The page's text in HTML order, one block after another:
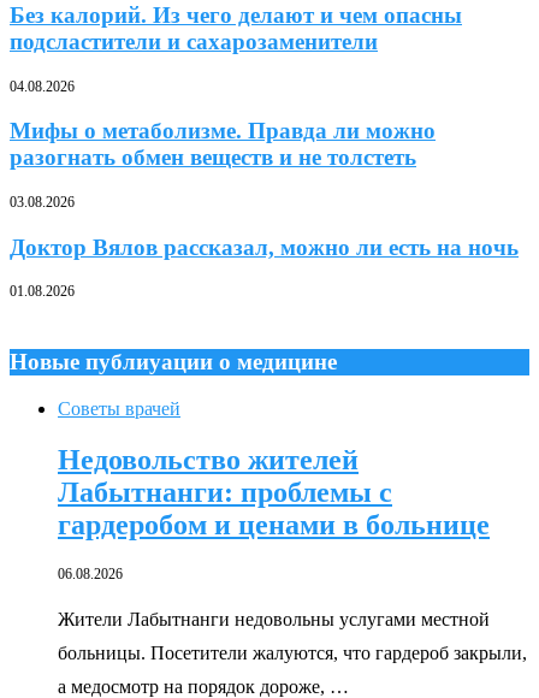
Без калорий. Из чего делают и чем опасны
подсластители и сахарозаменители
04.08.2026
Мифы о метаболизме. Правда ли можно
разогнать обмен веществ и не толстеть
03.08.2026
Доктор Вялов рассказал, можно ли есть на ночь
01.08.2026
Новые публиуации о медицине
Советы врачей
Недовольство жителей
Лабытнанги: проблемы с
гардеробом и ценами в больнице
06.08.2026
Жители Лабытнанги недовольны услугами местной
больницы. Посетители жалуются, что гардероб закрыли,
а медосмотр на порядок дороже, …